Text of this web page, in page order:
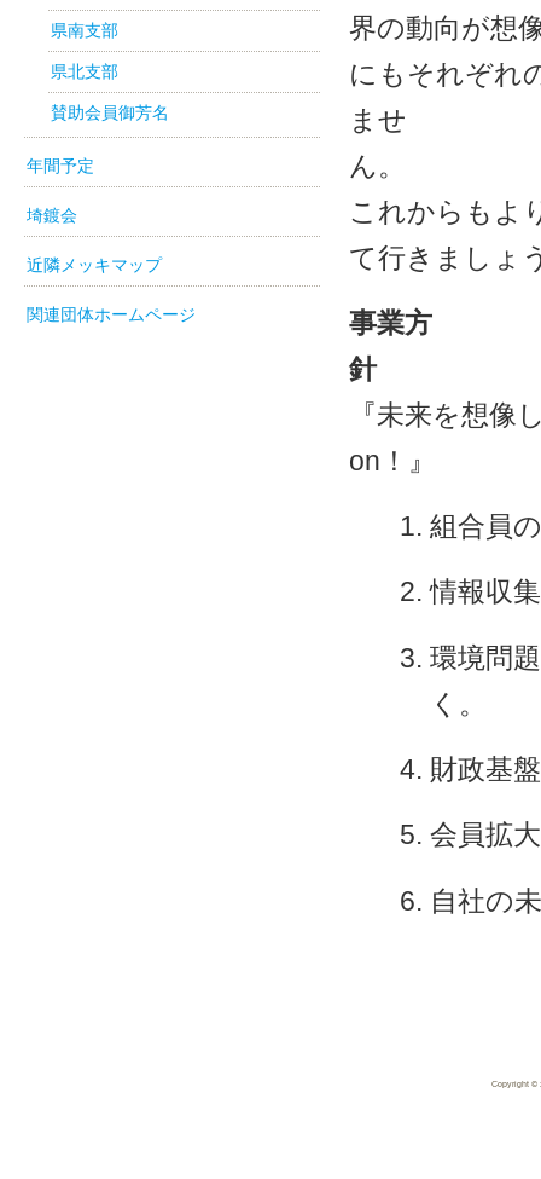
界の動向が想
にもそれぞれ
ませ
これからもよ
て行きましょ
事業方
針
『未来を想像
on！』
組合員
情報収
環境問
く。
財政基
会員拡
自社の
県南支部
県北支部
賛助会員御芳名
年間予定
埼鍍会
近隣メッキマップ
関連団体ホームページ
Copyright ©